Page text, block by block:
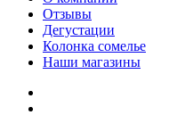
Отзывы
Дегустации
Колонка сомелье
Наши магазины